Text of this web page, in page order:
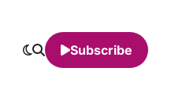
Subscribe